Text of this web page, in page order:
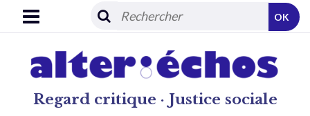
Regard critique · Justice sociale
OK